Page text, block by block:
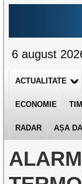
6 august
ACTUALITATE
ECONOMIE
RADAR AȘA